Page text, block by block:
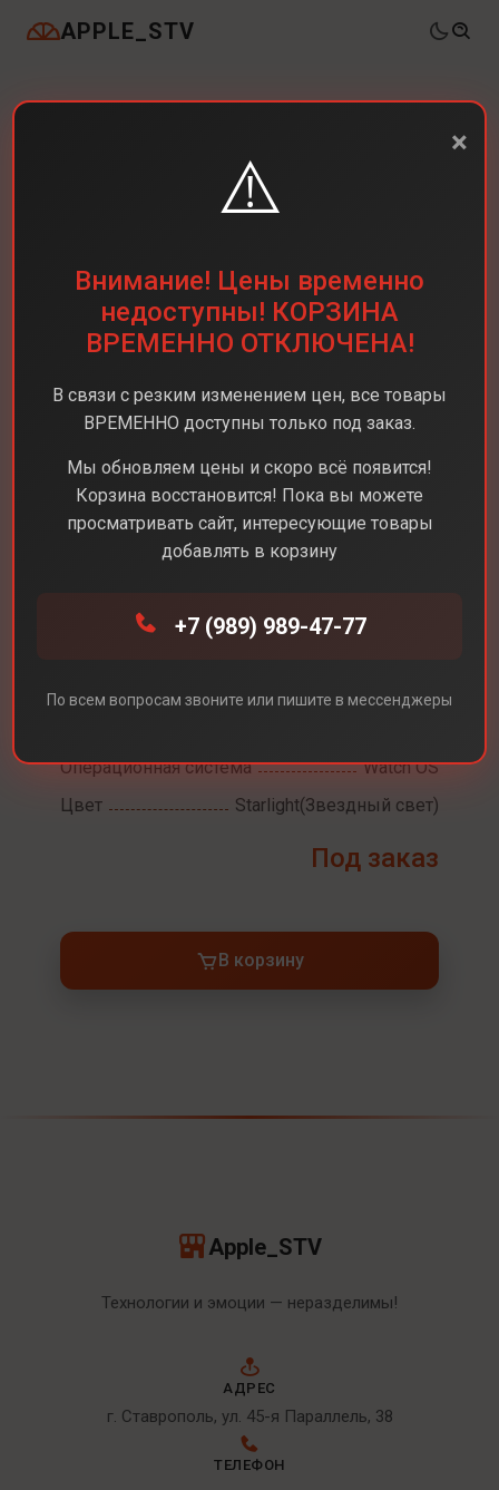
APPLE_STV
Смарт-часы Apple Watch SE 2 40
Операционная система
Watch OS
Цвет
Starlight(Звездный свет)
Под заказ
В корзину
Apple_STV
Технологии и эмоции — неразделимы!
АДРЕС
г. Ставрополь, ул. 45-я Параллель, 38
ТЕЛЕФОН
×
⚠️
Внимание! Цены временно
недоступны! КОРЗИНА
ВРЕМЕННО ОТКЛЮЧЕНА!
В связи с резким изменением цен, все товары
ВРЕМЕННО доступны только под заказ.
Мы обновляем цены и скоро всё появится!
Корзина восстановится! Пока вы можете
просматривать сайт, интересующие товары
добавлять в корзину
+7 (989) 989-47-77
По всем вопросам звоните или пишите в мессенджеры